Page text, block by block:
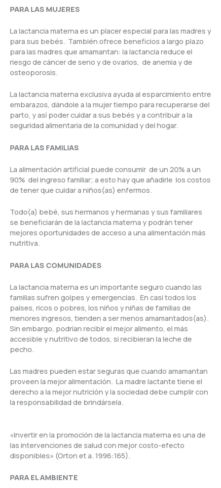
PARA LAS MUJERES
La lactancia materna es un placer especial para las madres y
para sus bebés. También ofrece beneficios a largo plazo
para las madres que amamantan: la lactancia reduce el
riesgo de cáncer de seno y de ovarios, de anemia y de
osteoporosis.
La lactancia materna exclusiva ayuda al esparcimiento entre
embarazos, dándole a la mujer tiempo para recuperarse del
parto, y así poder cuidar a sus bebés y a contribuir a la
seguridad alimentaria de la comunidad y del hogar.
PARA LAS FAMILIAS
La alimentación artificial puede consumir de un 20% a un
90% del ingreso familiar; a esto hay que añadirle los costos
de tener que cuidar a niños(as) enfermos.
Todo(a) bebé, sus hermanos y hermanas y sus familiares
se beneficiarán de la lactancia materna y podrán tener
mejores oportunidades de acceso a una alimentación más
nutritiva.
PARA LAS COMUNIDADES
La lactancia materna es un importante seguro cuando las
familias sufren golpes y emergencias. En casi todos los
países, ricos o pobres, los niños y niñas de familias de
menores ingresos, tienden a ser menos amamantados(as).
Sin embargo, podrían recibir el mejor alimento, el más
accesible y nutritivo de todos, si recibieran la leche de
pecho.
Las madres pueden estar seguras que cuando amamantan
proveen la mejor alimentación. La madre lactante tiene el
derecho a la mejor nutrición y la sociedad debe cumplir con
la responsabilidad de brindársela.
«Invertir en la promoción de la lactancia materna es una de
las intervenciones de salud con mejor costo-efecto
disponibles» (Orton et a. 1996:165).
PARA EL AMBIENTE